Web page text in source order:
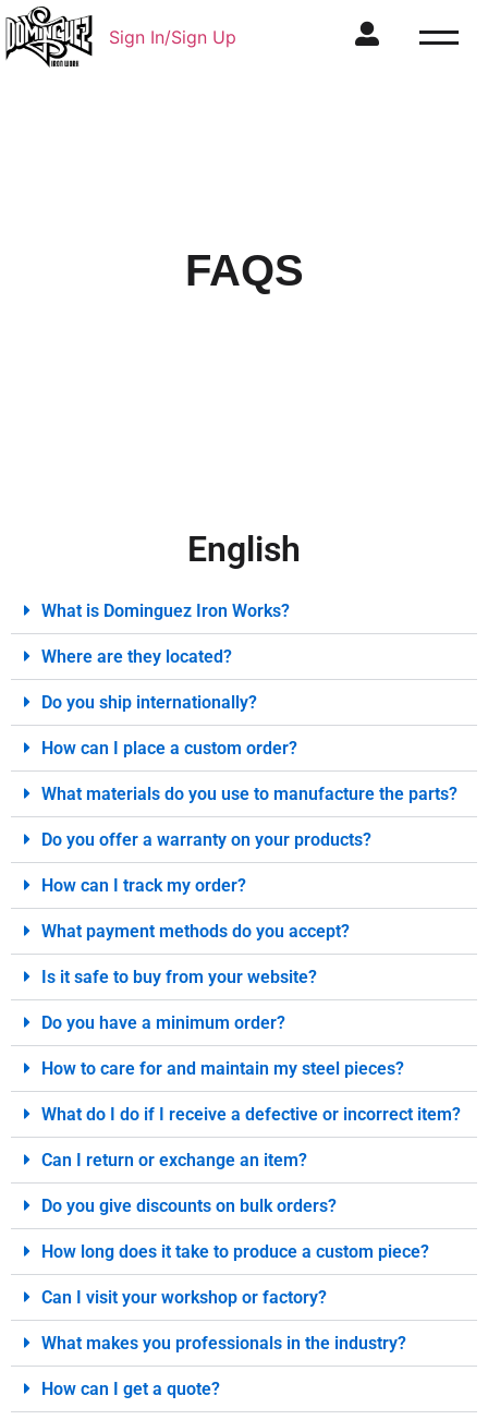
Sign In/Sign Up
FAQS
English
What is Dominguez Iron Works?
Where are they located?
Do you ship internationally?
How can I place a custom order?
What materials do you use to manufacture the parts?
Do you offer a warranty on your products?
How can I track my order?
What payment methods do you accept?
Is it safe to buy from your website?
Do you have a minimum order?
How to care for and maintain my steel pieces?
What do I do if I receive a defective or incorrect item?
Can I return or exchange an item?
Do you give discounts on bulk orders?
How long does it take to produce a custom piece?
Can I visit your workshop or factory?
What makes you professionals in the industry?
How can I get a quote?